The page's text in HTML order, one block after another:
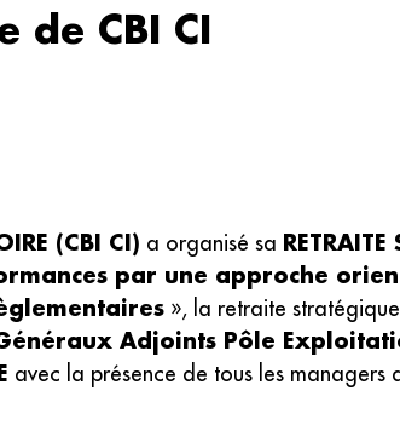
de CBI CI
(CBI CI) a organisé sa RETRAITE
par une approche
», la retraite
Adjoints Pôle
avec la présence de tous les managers